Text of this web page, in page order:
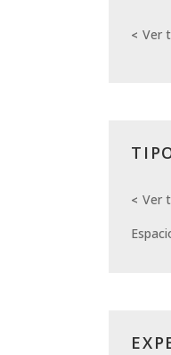
Ver
Ver